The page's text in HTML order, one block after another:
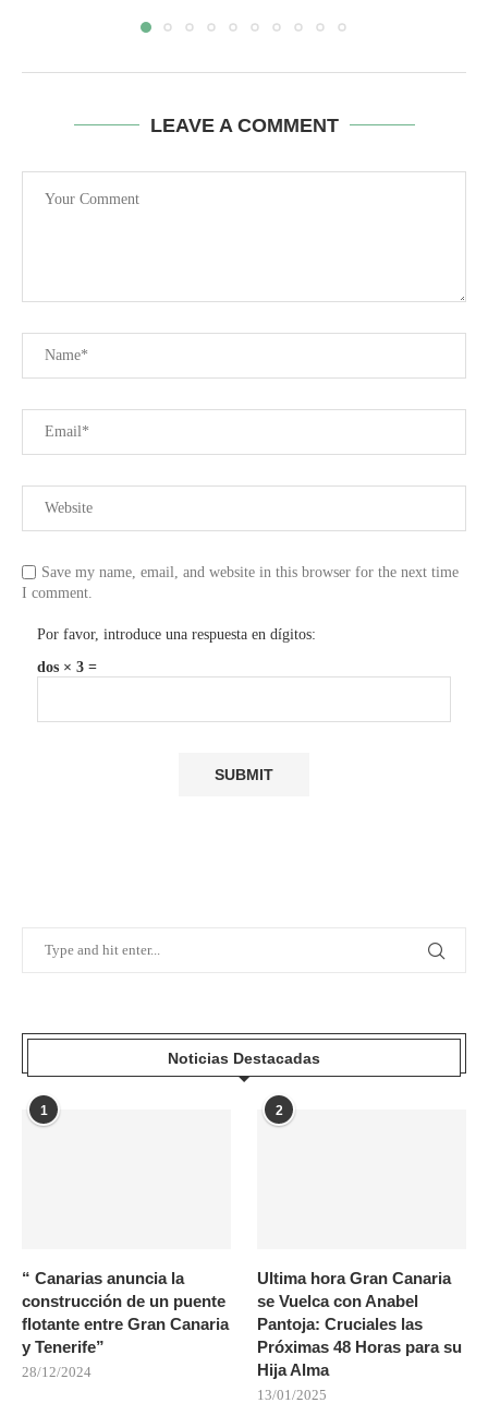
LEAVE A COMMENT
Save my name, email, and website in this browser for the next time
I comment.
Por favor, introduce una respuesta en dígitos:
dos × 3 =
Noticias Destacadas
1
“ Canarias anuncia la
construcción de un puente
flotante entre Gran Canaria
y Tenerife”
28/12/2024
2
Ultima hora Gran Canaria
se Vuelca con Anabel
Pantoja: Cruciales las
Próximas 48 Horas para su
Hija Alma
13/01/2025